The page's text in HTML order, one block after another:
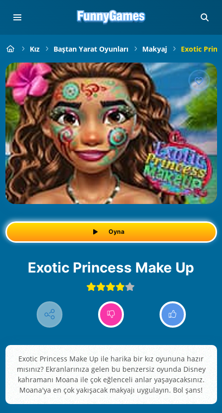
Kız Baştan Yarat Oyunları Makyaj Exotic
Oyna
Exotic Princess Make Up
Exotic Princess Make Up ile harika bir kız oyununa hazır
mısınız? Ekranlarınıza gelen bu benzersiz oyunda Disney
kahramanı Moana ile çok eğlenceli anlar yaşayacaksınız.
Moana'ya en çok yakışacak makyajı uygulayın. Bol şans!